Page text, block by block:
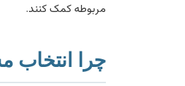
مربوطه کمک کنند.
چرا انتخاب